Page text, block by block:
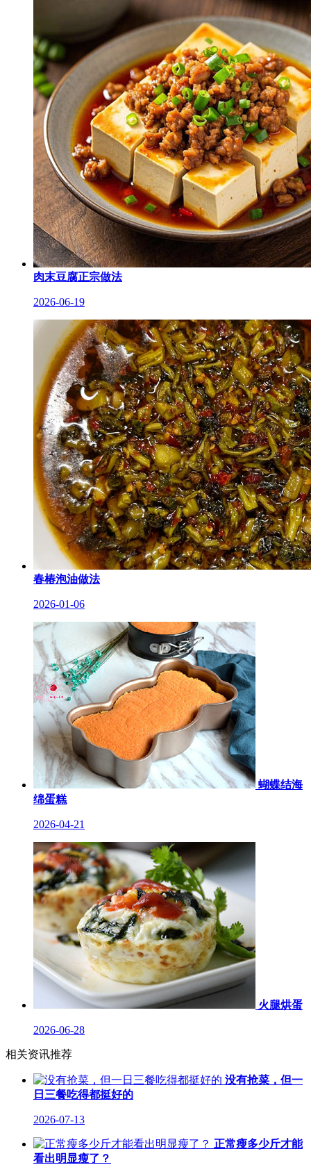
肉末豆腐正宗做法
2026-06-19
春椿泡油做法
2026-01-06
蝴蝶结海
绵蛋糕
2026-04-21
火腿烘蛋
2026-06-28
相关资讯推荐
没有抢菜，但一
日三餐吃得都挺好的
2026-07-13
正常瘦多少斤才能
看出明显瘦了？